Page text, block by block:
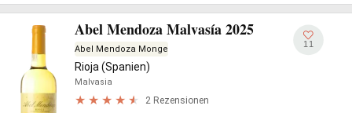
Abel Mendoza Malvasía 2025
Abel Mendoza Monge
Rioja (Spanien)
Malvasia
2 Rezensionen
11